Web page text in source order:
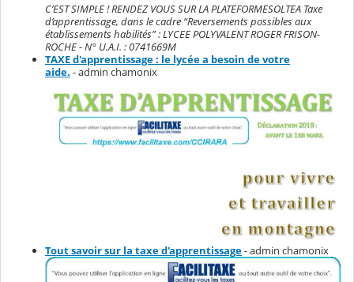
C’EST SIMPLE ! RENDEZ VOUS SUR LA PLATEFORMESOLTEA Taxe
d’apprentissage, dans le cadre “Reversements possibles aux
établissements habilités” : LYCEE POLYVALENT ROGER FRISON-
ROCHE - N° U.A.I. : 0741669M
TAXE d'apprentissage : le lycée a besoin de votre
aide. - admin chamonix
Tout savoir sur la taxe d'apprentissage- admin chamonix